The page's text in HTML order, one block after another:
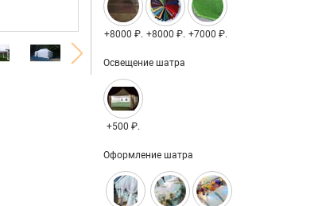
+8000 ₽. +8000 ₽. +7000 ₽.
Освещение шатра
+500 ₽.
Оформление шатра